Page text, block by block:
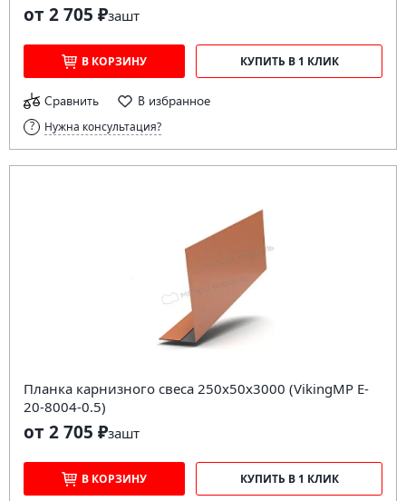
от 2 705 ₽зашт
В КОРЗИНУ КУПИТЬ В 1 КЛИК
Сравнить В избранное
Нужна консультация?
Планка карнизного свеса 250х50х3000 (VikingMP E-
20-8004-0.5)
от 2 705 ₽зашт
В КОРЗИНУ КУПИТЬ В 1 КЛИК